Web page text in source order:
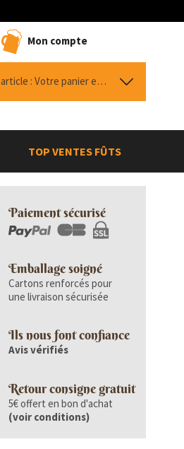
Mon compte
article : Votre panier est vide
TOP VENTES FÛTS
Paiement sécurisé
Emballage soigné
Cartons renforcés pour
une livraison sécurisée
Ils nous font confiance
Avis vérifiés
Retour consigne gratuit
5€ offert en bon d'achat
(voir conditions)